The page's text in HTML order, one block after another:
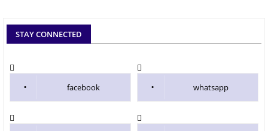
STAY CONNECTED
facebook whatsapp